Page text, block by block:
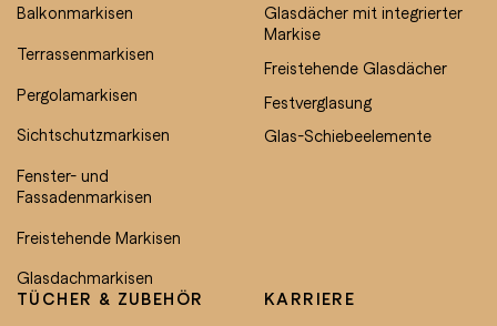
Balkonmarkisen
Terrassenmarkisen
Pergolamarkisen
Sichtschutzmarkisen
Fenster- und
Fassadenmarkisen
Freistehende Markisen
Glasdachmarkisen
Glasdächer mit integrierter
Markise
Freistehende Glasdächer
Festverglasung
Glas-Schiebeelemente
TÜCHER & ZUBEHÖR
KARRIERE